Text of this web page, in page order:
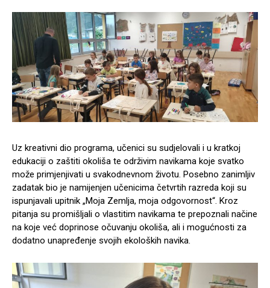
Uz kreativni dio programa, učenici su sudjelovali i u kratkoj
edukaciji o zaštiti okoliša te održivim navikama koje svatko
može primjenjivati u svakodnevnom životu. Posebno zanimljiv
zadatak bio je namijenjen učenicima četvrtih razreda koji su
ispunjavali upitnik „Moja Zemlja, moja odgovornost“. Kroz
pitanja su promišljali o vlastitim navikama te prepoznali načine
na koje već doprinose očuvanju okoliša, ali i mogućnosti za
dodatno unapređenje svojih ekoloških navika.